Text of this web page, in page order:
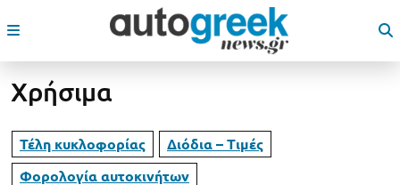
Χρήσιμα
Τέλη κυκλοφορίας
Διόδια – Τιμές
Φορολογία αυτοκινήτων